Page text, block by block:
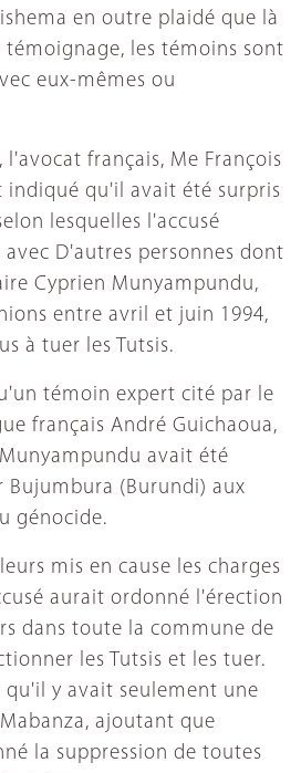
en outre plaidé que là
les témoins sont
eux-mêmes ou
français, Me François
indiqué qu'il avait été surpris
lesquelles l'accusé
D'autres personnes dont
Cyprien Munyampundu,
entre avril et juin 1994,
à tuer les Tutsis.
témoin expert cité par le
français André Guichaoua,
avait été
Bujumbura (Burundi) aux
génocide.
mis en cause les charges
aurait ordonné l'érection
dans toute la commune de
les Tutsis et les tuer.
qu'il y avait seulement une
ajoutant que
la suppression de toutes